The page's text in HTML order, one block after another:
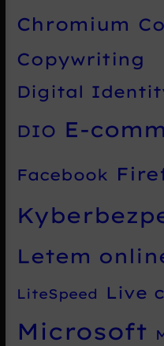
Chromium
Copywriting
Digital
DIO E-
Facebook
Letem
LiteSpeed Live
Microsoft